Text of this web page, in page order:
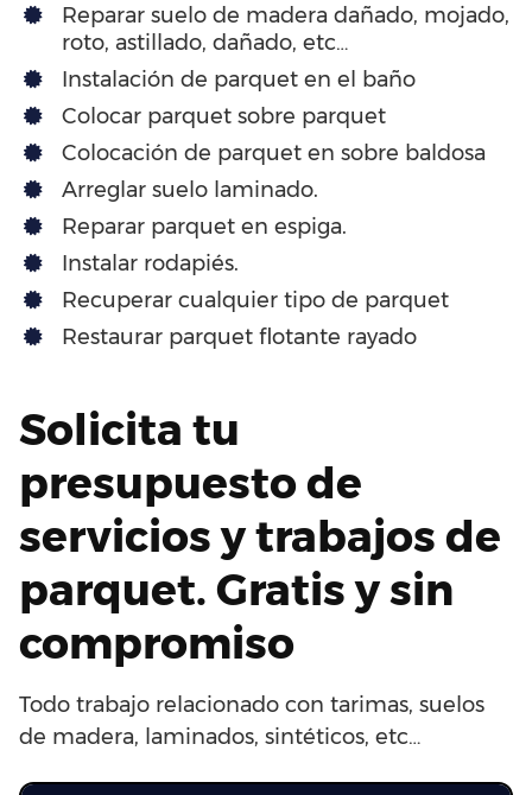
Reparar suelo de madera dañado, mojado,
roto, astillado, dañado, etc…
Instalación de parquet en el baño
Colocar parquet sobre parquet
Colocación de parquet en sobre baldosa
Arreglar suelo laminado.
Reparar parquet en espiga.
Instalar rodapiés.
Recuperar cualquier tipo de parquet
Restaurar parquet flotante rayado
Solicita tu
presupuesto de
servicios y trabajos de
parquet. Gratis y sin
compromiso
Todo trabajo relacionado con tarimas, suelos
de madera, laminados, sintéticos, etc…